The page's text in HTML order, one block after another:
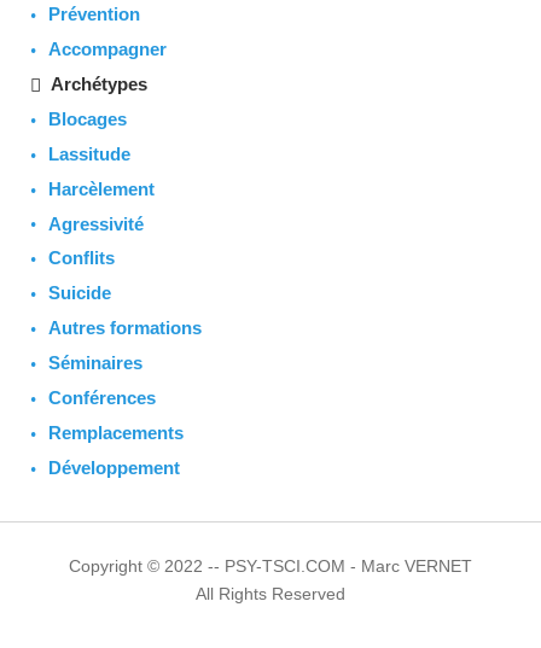
Prévention
Accompagner
Archétypes
Blocages
Lassitude
Harcèlement
Agressivité
Conflits
Suicide
Autres formations
Séminaires
Conférences
Remplacements
Développement
Copyright © 2022 -- PSY-TSCI.COM - Marc VERNET
All Rights Reserved